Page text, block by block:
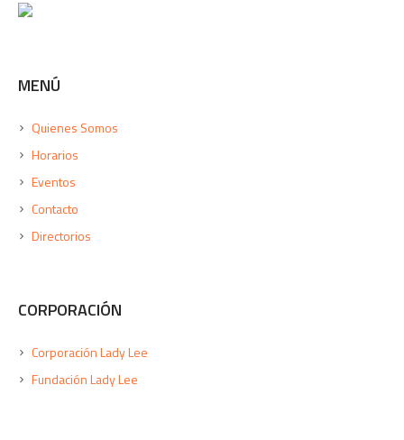
MENÚ
Quienes Somos
Horarios
Eventos
Contacto
Directorios
CORPORACIÓN
Corporación Lady Lee
Fundación Lady Lee